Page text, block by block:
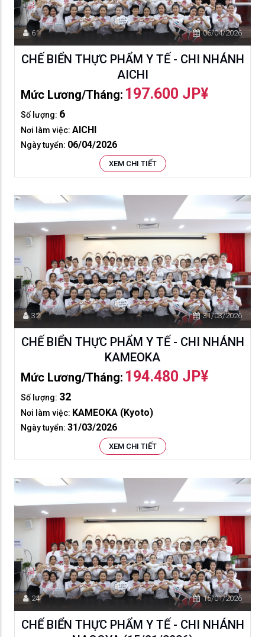
06/04/2026
6
CHẾ BIỂN THỰC PHẨM Y TẾ - CHI NHÁNH
AICHI
Mức Lương/tháng: 197.600 JP¥
Số lượng: 6
Nơi làm việc: AICHI
Ngày tuyển: 06/04/2026
XEM CHI TIẾT
31/03/2026
32
CHẾ BIỂN THỰC PHẨM Y TẾ - CHI NHÁNH
KAMEOKA
Mức Lương/tháng: 194.480 JP¥
Số lượng: 32
Nơi làm việc: KAMEOKA (Kyoto)
Ngày tuyển: 31/03/2026
XEM CHI TIẾT
15/01/2026
24
CHẾ BIỂN THỰC PHẨM Y TẾ - CHI NHÁNH